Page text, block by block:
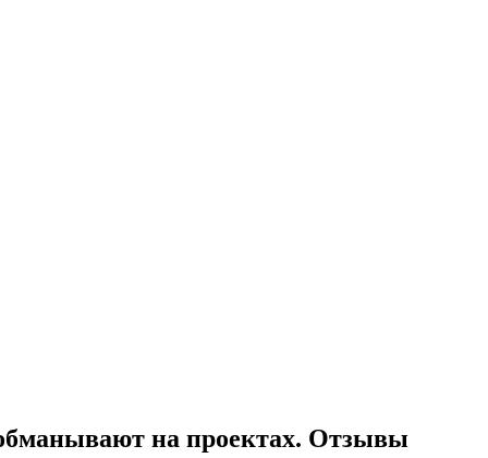
на проектах. Отзывы